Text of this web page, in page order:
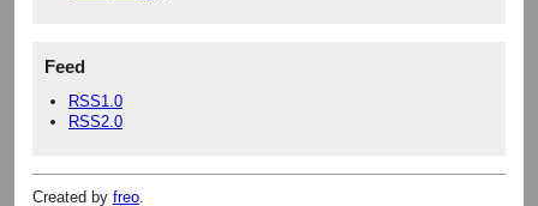
Feed
RSS1.0
RSS2.0
Created by freo.